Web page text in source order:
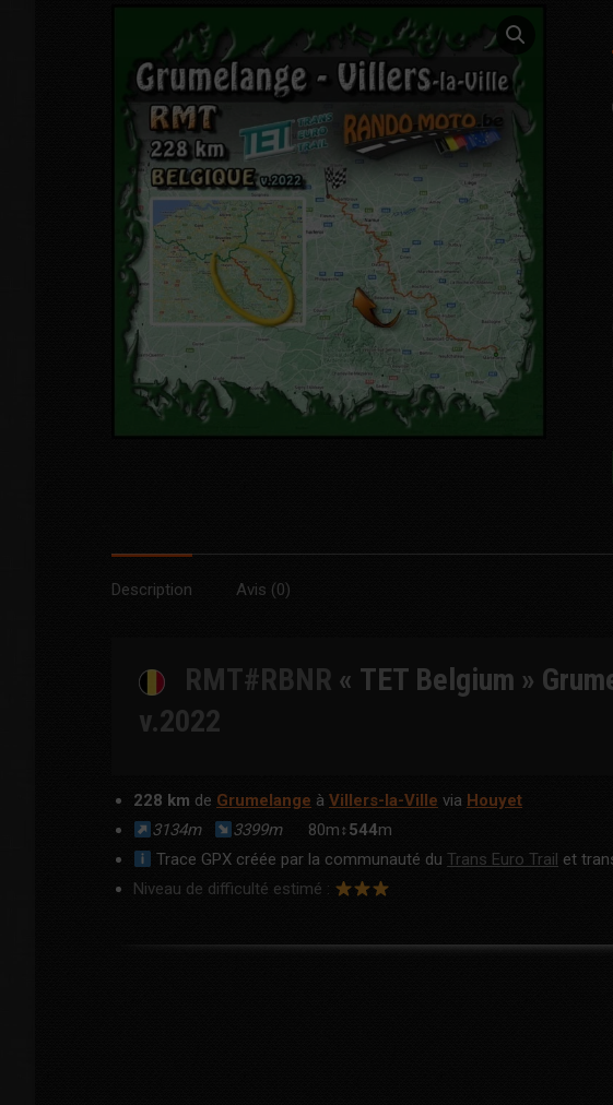
Description Avis (0)
RMT#RBNR « TET Belgium »
v.2022
228 km de Grumelange à Villers-la-Ville via Houyet
3134m
3399m 80m↕544m
Trace GPX créée par la communauté duTrans Euro Trail et
Niveau de difficulté estimé :